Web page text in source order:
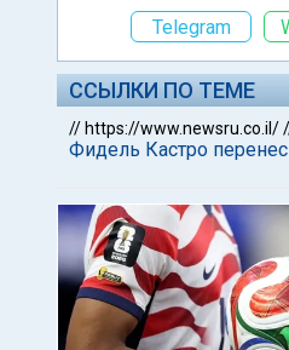
Telegram
ССЫЛКИ ПО ТЕМЕ
// https://www.newsru.co.il/
Фидель Кастро